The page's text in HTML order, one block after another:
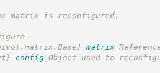
matrix is reconfigured.
matrix
config Object used to